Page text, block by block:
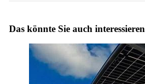
Das könnte Sie auch interessieren